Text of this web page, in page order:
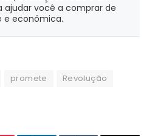
ajudar você a comprar de
e econômica.
promete
Revolução